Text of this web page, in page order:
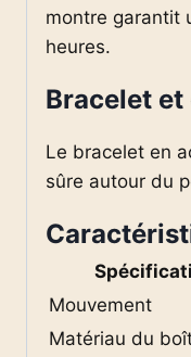
montre garantit
heures.
Bracelet
Le bracelet en
sûre autour du
Mouvement
Matériau du